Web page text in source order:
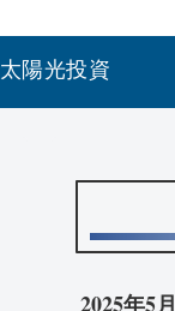
太陽光投資
2025年5月